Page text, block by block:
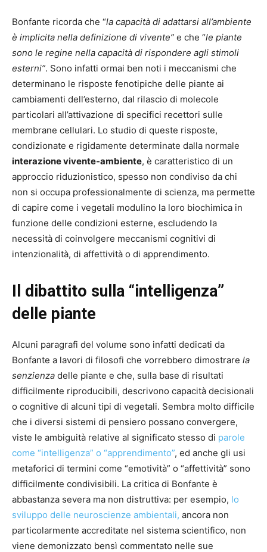
Bonfante ricorda che “la capacità di adattarsi all’ambiente
è implicita nella definizione di vivente” e che “le piante
sono le regine nella capacità di rispondere agli stimoli
esterni”. Sono infatti ormai ben noti i meccanismi che
determinano le risposte fenotipiche delle piante ai
cambiamenti dell’esterno, dal rilascio di molecole
particolari all’attivazione di specifici recettori sulle
membrane cellulari. Lo studio di queste risposte,
condizionate e rigidamente determinate dalla normale
interazione vivente-ambiente, è caratteristico di un
approccio riduzionistico, spesso non condiviso da chi
non si occupa professionalmente di scienza, ma permette
di capire come i vegetali modulino la loro biochimica in
funzione delle condizioni esterne, escludendo la
necessità di coinvolgere meccanismi cognitivi di
intenzionalità, di affettività o di apprendimento.
Il dibattito sulla “intelligenza”
delle piante
Alcuni paragrafi del volume sono infatti dedicati da
Bonfante a lavori di filosofi che vorrebbero dimostrare la
senzienza delle piante e che, sulla base di risultati
difficilmente riproducibili, descrivono capacità decisionali
o cognitive di alcuni tipi di vegetali. Sembra molto difficile
che i diversi sistemi di pensiero possano convergere,
viste le ambiguità relative al significato stesso di parole
come “intelligenza” o “apprendimento”, ed anche gli usi
metaforici di termini come “emotività” o “affettività” sono
difficilmente condivisibili. La critica di Bonfante è
abbastanza severa ma non distruttiva: per esempio, lo
sviluppo delle neuroscienze ambientali, ancora non
particolarmente accreditate nel sistema scientifico, non
viene demonizzato bensì commentato nelle sue